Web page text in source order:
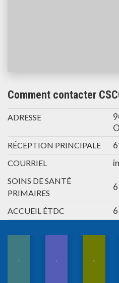
Comment contacter
ADRESSE
RÉCEPTION PRINCIPALE
COURRIEL
SOINS DE SANTÉ
PRIMAIRES
ACCUEIL ÉTDC